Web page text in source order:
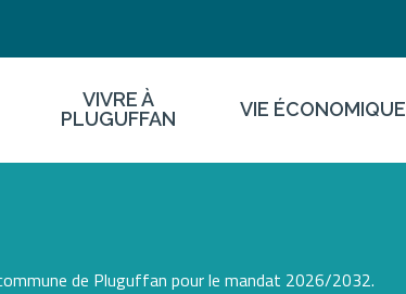
VIVRE À
PLUGUFFAN
VIE ÉCONOMIQUE
de Pluguffan pour le mandat 2026/2032.